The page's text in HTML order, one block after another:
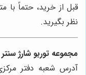
قبل از خرید، حتماً
نظر بگیرید.
مجموعه توربو شارژ سنتر
آدرس شعبه دفتر